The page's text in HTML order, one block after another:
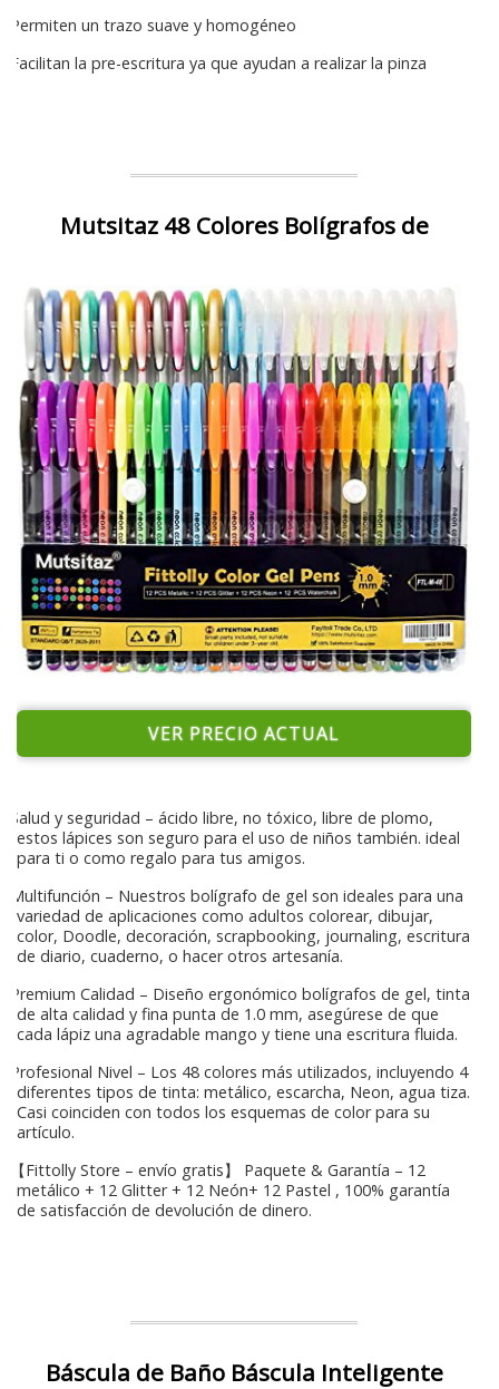
Permiten un trazo suave y homogéneo
Facilitan la pre-escritura ya que ayudan a realizar la pinza
Mutsitaz 48 Colores Bolígrafos de
VER PRECIO ACTUAL
Salud y seguridad – ácido libre, no tóxico, libre de plomo,
estos lápices son seguro para el uso de niños también. ideal
para ti o como regalo para tus amigos.
Multifunción – Nuestros bolígrafo de gel son ideales para una
variedad de aplicaciones como adultos colorear, dibujar,
color, Doodle, decoración, scrapbooking, journaling, escritura
de diario, cuaderno, o hacer otros artesanía.
Premium Calidad – Diseño ergonómico bolígrafos de gel, tinta
de alta calidad y fina punta de 1.0 mm, asegúrese de que
cada lápiz una agradable mango y tiene una escritura fluida.
Profesional Nivel – Los 48 colores más utilizados, incluyendo 4
diferentes tipos de tinta: metálico, escarcha, Neon, agua tiza.
Casi coinciden con todos los esquemas de color para su
artículo.
【Fittolly Store – envío gratis】 Paquete & Garantía – 12
metálico + 12 Glitter + 12 Neón+ 12 Pastel , 100% garantía
de satisfacción de devolución de dinero.
Báscula de Baño Báscula Inteligente